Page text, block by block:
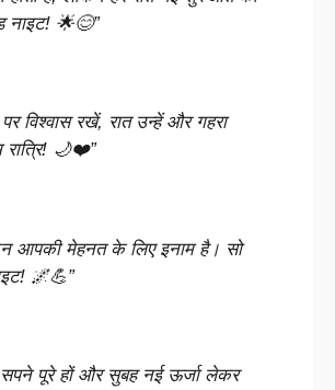
🌟😊”
विश्वास रखें, रात उन्हें और गहरा
रात्रि! 🌙❤️”
आपकी मेहनत के लिए इनाम है। सो
🌌💪”
पूरे हों और सुबह नई ऊर्जा लेकर